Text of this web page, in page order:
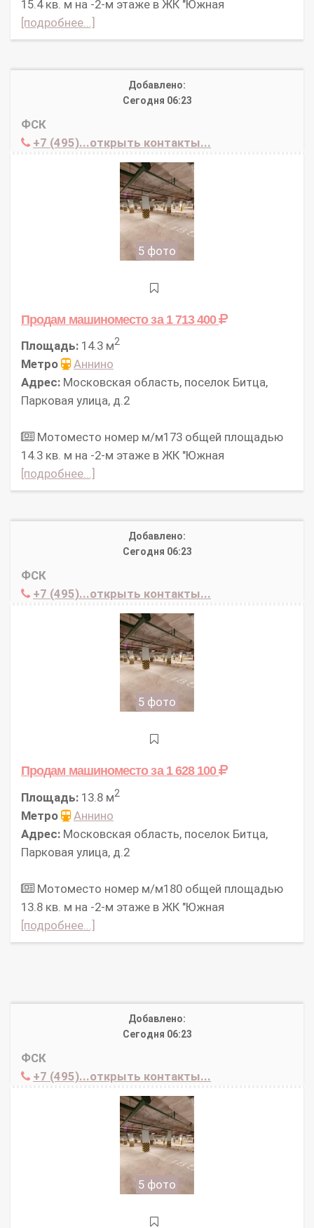
15.4 кв. м на -2-м этаже в ЖК "Южная
[подробнее...]
Добавлено:
Сегодня 06:23
ФСК
+7 (495)...открыть контакты...
5 фото
Продам машиноместоза 1 713 400
Площадь: 14.3 м2
Метро
Аннино
Адрес: Московская область, поселок Битца,
Парковая улица, д.2
Мотоместо номер м/м173 общей площадью
14.3 кв. м на -2-м этаже в ЖК "Южная
[подробнее...]
Добавлено:
Сегодня 06:23
ФСК
+7 (495)...открыть контакты...
5 фото
Продам машиноместоза 1 628 100
Площадь: 13.8 м2
Метро
Аннино
Адрес: Московская область, поселок Битца,
Парковая улица, д.2
Мотоместо номер м/м180 общей площадью
13.8 кв. м на -2-м этаже в ЖК "Южная
[подробнее...]
Добавлено:
Сегодня 06:23
ФСК
+7 (495)...открыть контакты...
5 фото